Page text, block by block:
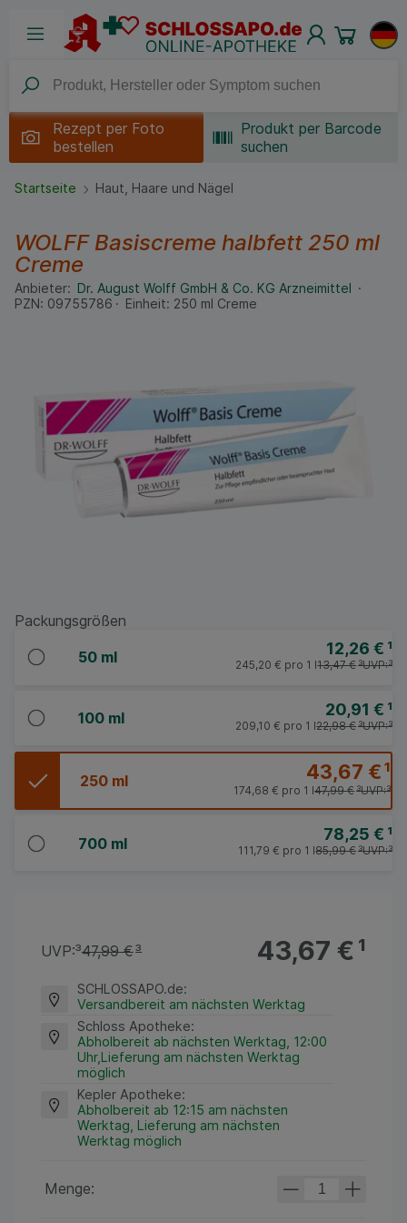
Rezept per Foto
bestellen
Produkt per Barcode
suchen
Startseite Haut, Haare und Nägel
WOLFF Basiscreme halbfett 250 ml
Creme
Anbieter: Dr. August Wolff GmbH & Co. KG Arzneimittel
PZN: 09755786 Einheit: 250 ml Creme
Packungsgrößen
50 ml 12,26 € ¹
UVP:³
13,47 €³
245,20 € pro 1 l
100 ml 20,91 € ¹
UVP:³
22,98 €³
209,10 € pro 1 l
250 ml 43,67 €¹
UVP:³
47,99 €³
174,68 € pro 1 l
700 ml 78,25 € ¹
UVP:³
85,99 €³
111,79 € pro 1 l
43,67 €¹
UVP:³47,99 €³
SCHLOSSAPO.de:
Versandbereit am nächsten Werktag
Schloss Apotheke:
Abholbereit ab nächsten Werktag, 12:00
Uhr,Lieferung am nächsten Werktag
möglich
Kepler Apotheke:
Abholbereit ab 12:15 am nächsten
Werktag, Lieferung am nächsten
Werktag möglich
Menge: